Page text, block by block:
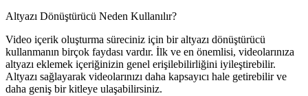
Altyazı Dönüştürücü Neden Kullanılır?
Video içerik oluşturma süreciniz için bir altyazı dönüştürücü
kullanmanın birçok faydası vardır. İlk ve en önemlisi, videolarınıza
altyazı eklemek içeriğinizin genel erişilebilirliğini iyileştirebilir.
Altyazı sağlayarak videolarınızı daha kapsayıcı hale getirebilir ve
daha geniş bir kitleye ulaşabilirsiniz.